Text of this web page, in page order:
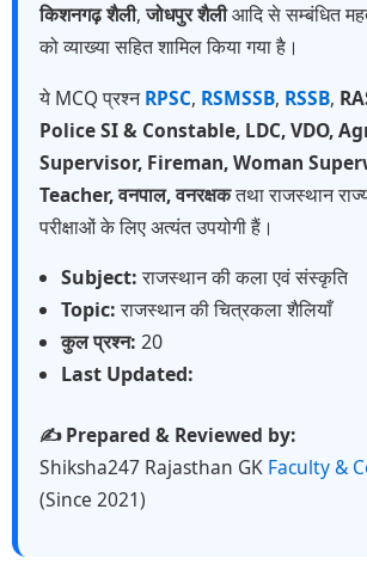
किशनगढ़ शैली,जोधपुर शैलीआदि से सम्बंधित
को व्याख्या सहित शामिल किया गया है।
ये MCQ प्रश्नRPSC, RSMSSB, RSSB,
Police SI & Constable, LDC, VDO,
Supervisor, Fireman, Woman
Teacher, वनपाल, वनरक्षकतथा राजस्थान
परीक्षाओं के लिए अत्यंत उपयोगी हैं।
Subject:राजस्थान की कला एवं संस्कृति
Topic:राजस्थान की चित्रकला शैलियाँ
कुल प्रश्न: 20
Last Updated:
✍️ Prepared & Reviewed by:
Shiksha247 Rajasthan GK Faculty &
(Since 2021)